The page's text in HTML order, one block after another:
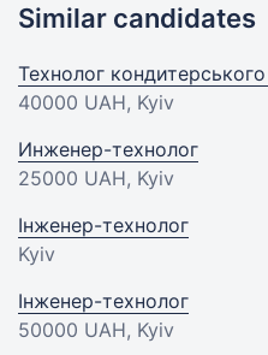
Similar candidates
Технолог
40000 UAH, Kyiv
Инженер-технолог
25000 UAH, Kyiv
Інженер-технолог
Kyiv
Інженер-технолог
50000 UAH, Kyiv